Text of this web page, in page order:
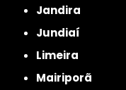
Jandira
Jundiaí
Limeira
Mairiporã